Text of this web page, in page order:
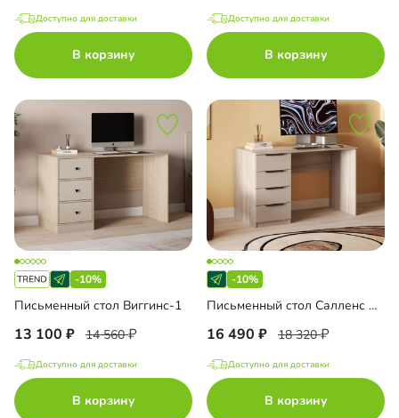
Доступно для доставки
В корзину
Доступно для доставки
В корзину
-10%
Письменный стол Виггинс-1
13 100 14 560
Доступно для доставки
В корзину
-10%
Письменный стол Салленс Премиум
16 490 18 320
Доступно для доставки
В корзину